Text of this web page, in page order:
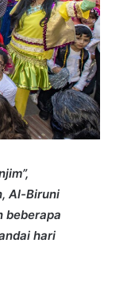
Al-Biruni
beberapa
hari